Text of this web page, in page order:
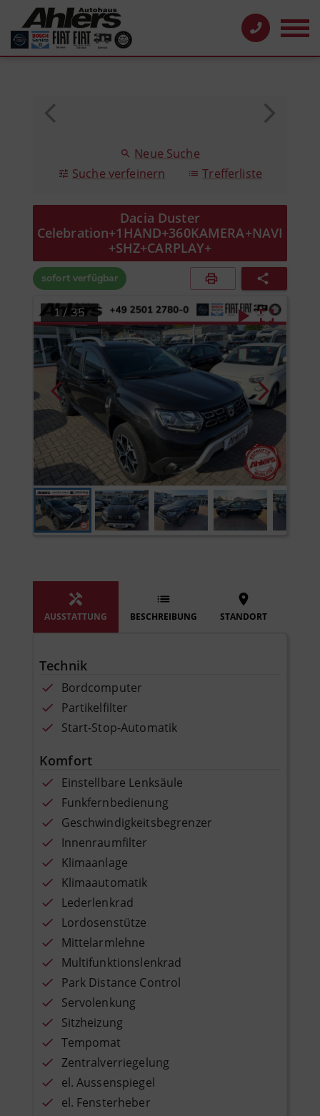
Neue Suche
Suche verfeinern
Trefferliste
Dacia Duster
Celebration+1HAND+360KAMERA+NAVI
+SHZ+CARPLAY+
sofort verfügbar
1/ 35
AUSSTATTUNG BESCHREIBUNG STANDORT
Technik
Bordcomputer
Partikelfilter
Start-Stop-Automatik
Komfort
Einstellbare Lenksäule
Funkfernbedienung
Geschwindigkeitsbegrenzer
Innenraumfilter
Klimaanlage
Klimaautomatik
Lederlenkrad
Lordosenstütze
Mittelarmlehne
Multifunktionslenkrad
Park Distance Control
Servolenkung
Sitzheizung
Tempomat
Zentralverriegelung
el. Aussenspiegel
el. Fensterheber